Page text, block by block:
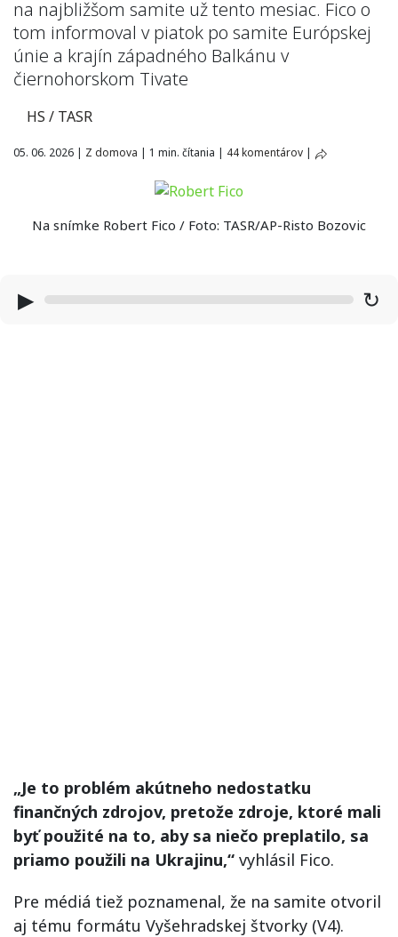
na najbližšom samite už tento mesiac. Fico o
tom informoval v piatok po samite Európskej
únie a krajín západného Balkánu v
čiernohorskom Tivate
HS / TASR
05. 06. 2026 | Z domova | 1 min. čítania | 44 komentárov |
Na snímke Robert Fico / Foto: TASR/AP-Risto Bozovic
▶ ↻
„Je to problém akútneho nedostatku
finančných zdrojov, pretože zdroje, ktoré mali
byť použité na to, aby sa niečo preplatilo, sa
priamo použili na Ukrajinu,“ vyhlásil Fico.
Pre médiá tiež poznamenal, že na samite otvoril
aj tému formátu Vyšehradskej štvorky (V4).